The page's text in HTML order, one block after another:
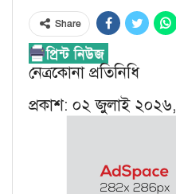
Share
নেত্রকোনা প্রতিনিধি
প্রকাশ: ০২ জুলাই ২০২৬,